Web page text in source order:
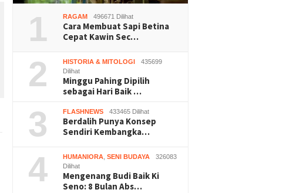
1 RAGAM 496671 Dilihat
Cara Membuat Sapi Betina
Cepat Kawin Sec…
2 HISTORIA & MITOLOGI
435699
Dilihat
Minggu Pahing Dipilih
sebagai Hari Baik …
3 FLASHNEWS 433465 Dilihat
Berdalih Punya Konsep
Sendiri Kembangka…
4 HUMANIORA ,SENI BUDAYA
326083
Dilihat
Mengenang Budi Baik Ki
Seno: 8 Bulan Abs…